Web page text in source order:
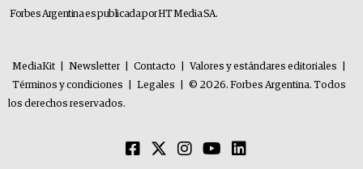
Forbes Argentina es publicada por HT Media SA.
MediaKit Newsletter Contacto Valores y estándares editoriales
Términos y condiciones
Legales
© 2026. Forbes Argentina. Todos
los derechos reservados.